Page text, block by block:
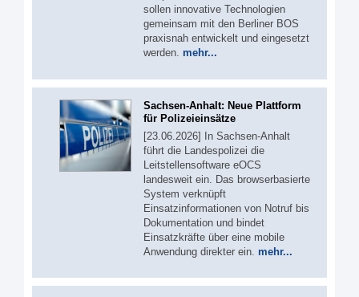
sollen innovative Technologien
gemeinsam mit den Berliner BOS
praxisnah entwickelt und eingesetzt
werden. mehr...
Sachsen-Anhalt: Neue Plattform
für Polizeieinsätze
[23.06.2026] In Sachsen-Anhalt
führt die Landespolizei die
Leitstellensoftware eOCS
landesweit ein. Das browserbasierte
System verknüpft
Einsatzinformationen von Notruf bis
Dokumentation und bindet
Einsatzkräfte über eine mobile
Anwendung direkter ein. mehr...